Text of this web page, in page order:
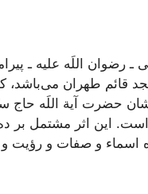
رضوان اللَه علیه ـ
قائم طهران
حضرت آیة اللَه
است. این اثر مشتمل
اسماء و صفات و رؤیت